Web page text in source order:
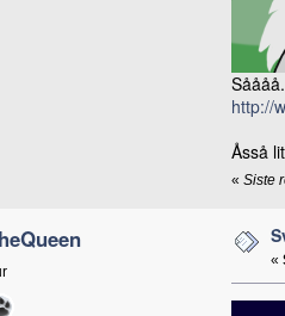
http://
Åsså
« Siste
«